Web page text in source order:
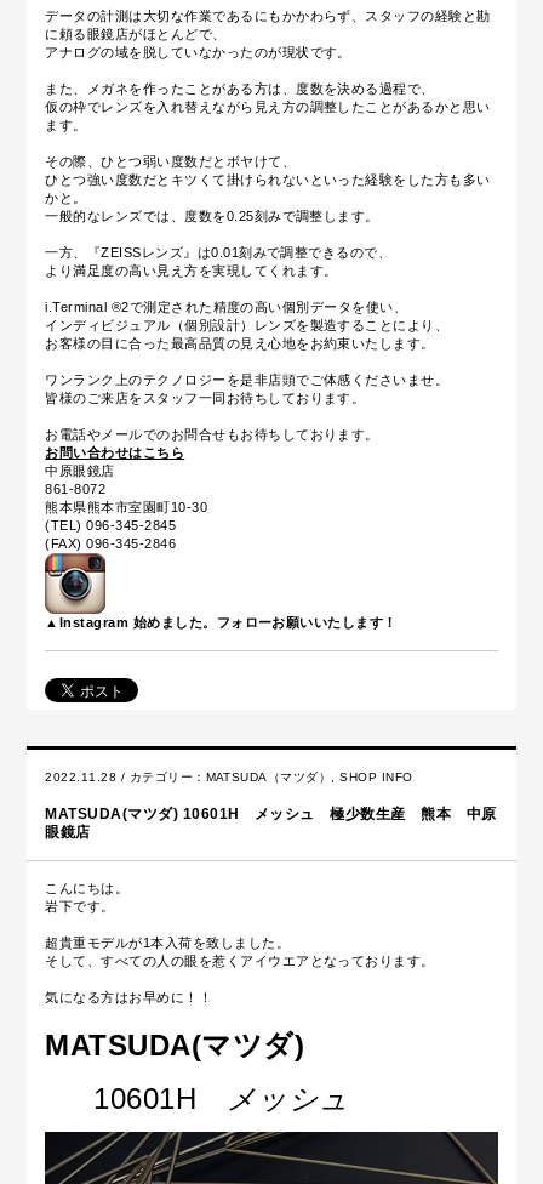
データの計測は大切な作業であるにもかかわらず、スタッフの経験と勘
に頼る眼鏡店がほとんどで、
アナログの域を脱していなかったのが現状です。
また、メガネを作ったことがある方は、度数を決める過程で、
仮の枠でレンズを入れ替えながら見え方の調整したことがあるかと思い
ます。
その際、ひとつ弱い度数だとボヤけて、
ひとつ強い度数だとキツくて掛けられないといった経験をした方も多い
かと。
一般的なレンズでは、度数を0.25刻みで調整します。
一方、『ZEISSレンズ』は0.01刻みで調整できるので、
より満足度の高い見え方を実現してくれます。
i.Terminal ®︎2で測定された精度の高い個別データを使い、
インディビジュアル（個別設計）レンズを製造することにより、
お客様の目に合った最高品質の見え心地をお約束いたします。
ワンランク上のテクノロジーを是非店頭でご体感くださいませ。
皆様のご来店をスタッフ一同お待ちしております。
お電話やメールでのお問合せもお待ちしております。
お問い合わせはこちら
中原眼鏡店
861-8072
熊本県熊本市室園町10-30
(TEL) 096-345-2845
(FAX) 096-345-2846
▲Instagram 始めました。フォローお願いいたします！
2022.11.28 / カテゴリー： MATSUDA（マツダ） ,SHOP INFO
MATSUDA(マツダ) 10601H メッシュ 極少数生産 熊本 中原
眼鏡店
こんにちは。
岩下です。
超貴重モデルが1本入荷を致しました。
そして、すべての人の眼を惹くアイウエアとなっております。
気になる方はお早めに！！
MATSUDA(マツダ)
10601H
メッシュ